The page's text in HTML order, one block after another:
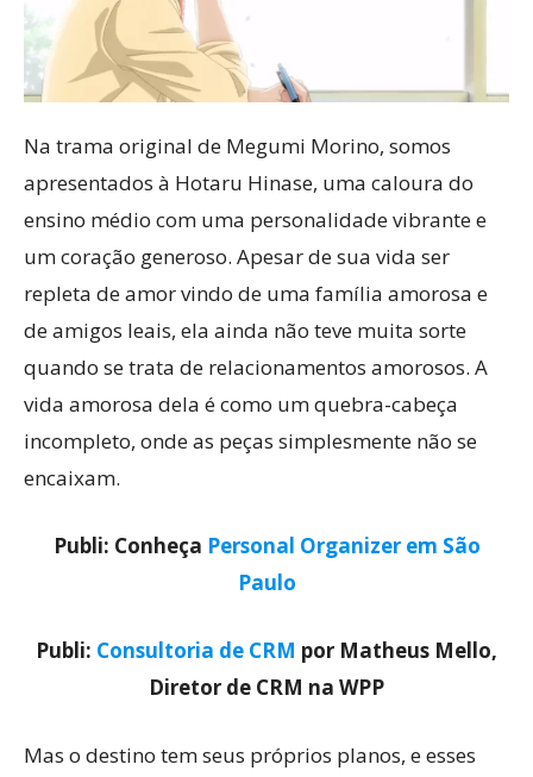
Na trama original de Megumi Morino, somos
apresentados à Hotaru Hinase, uma caloura do
ensino médio com uma personalidade vibrante e
um coração generoso. Apesar de sua vida ser
repleta de amor vindo de uma família amorosa e
de amigos leais, ela ainda não teve muita sorte
quando se trata de relacionamentos amorosos. A
vida amorosa dela é como um quebra-cabeça
incompleto, onde as peças simplesmente não se
encaixam.
Publi: Conheça Personal Organizer em São
Paulo
Publi: Consultoria de CRM por Matheus Mello,
Diretor de CRM na WPP
Mas o destino tem seus próprios planos, e esses